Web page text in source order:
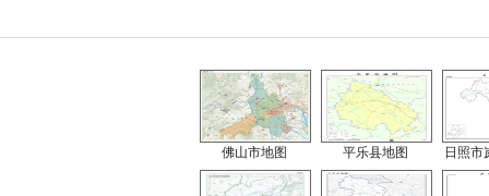
佛山市地图 平乐县地图 日照市